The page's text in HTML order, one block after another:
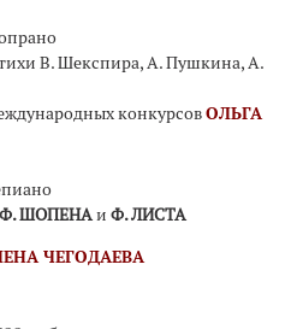
В. Шекспира, А. Пушкина, А.
конкурсовОЛЬГА
Ф. ШОПЕНАи Ф. ЛИСТА
ЧЕГОДАЕВА